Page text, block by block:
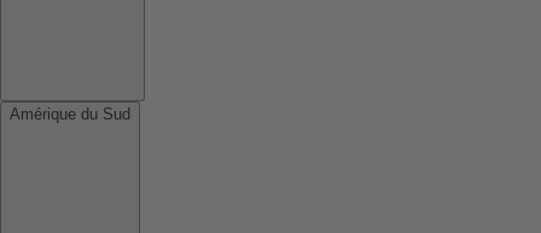
Amérique du Sud